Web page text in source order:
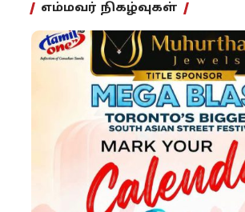
எம்மவர் நிகழ்வுகள்